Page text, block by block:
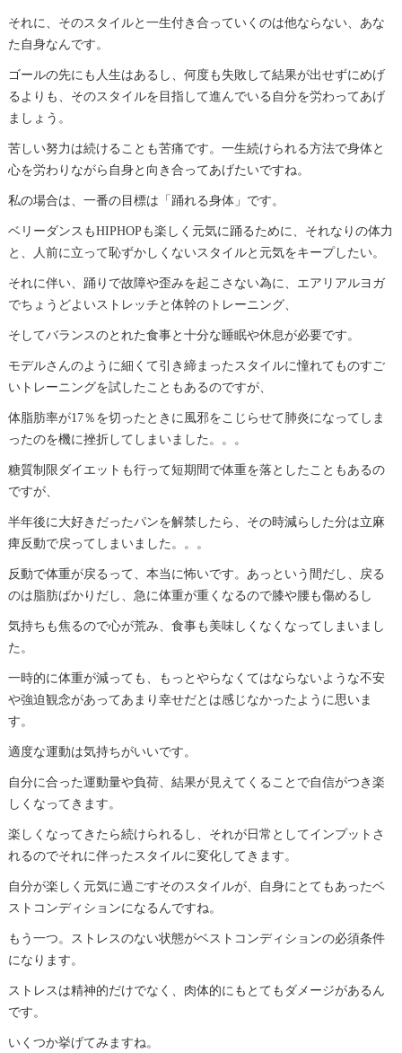
それに、そのスタイルと一生付き合っていくのは他ならない、あな
た自身なんです。
ゴールの先にも人生はあるし、何度も失敗して結果が出せずにめげ
るよりも、そのスタイルを目指して進んでいる自分を労わってあげ
ましょう。
苦しい努力は続けることも苦痛です。一生続けられる方法で身体と
心を労わりながら自身と向き合ってあげたいですね。
私の場合は、一番の目標は「踊れる身体」です。
ベリーダンスもHIPHOPも楽しく元気に踊るために、それなりの体力
と、人前に立って恥ずかしくないスタイルと元気をキープしたい。
それに伴い、踊りで故障や歪みを起こさない為に、エアリアルヨガ
でちょうどよいストレッチと体幹のトレーニング、
そしてバランスのとれた食事と十分な睡眠や休息が必要です。
モデルさんのように細くて引き締まったスタイルに憧れてものすご
いトレーニングを試したこともあるのですが、
体脂肪率が17％を切ったときに風邪をこじらせて肺炎になってしま
ったのを機に挫折してしまいました。。。
糖質制限ダイエットも行って短期間で体重を落としたこともあるの
ですが、
半年後に大好きだったパンを解禁したら、その時減らした分は立麻
痺反動で戻ってしまいました。。。
反動で体重が戻るって、本当に怖いです。あっという間だし、戻る
のは脂肪ばかりだし、急に体重が重くなるので膝や腰も傷めるし
気持ちも焦るので心が荒み、食事も美味しくなくなってしまいまし
た。
一時的に体重が減っても、もっとやらなくてはならないような不安
や強迫観念があってあまり幸せだとは感じなかったように思いま
す。
適度な運動は気持ちがいいです。
自分に合った運動量や負荷、結果が見えてくることで自信がつき楽
しくなってきます。
楽しくなってきたら続けられるし、それが日常としてインプットさ
れるのでそれに伴ったスタイルに変化してきます。
自分が楽しく元気に過ごすそのスタイルが、自身にとてもあったベ
ストコンディションになるんですね。
もう一つ。ストレスのない状態がベストコンディションの必須条件
になります。
ストレスは精神的だけでなく、肉体的にもとてもダメージがあるん
です。
いくつか挙げてみますね。